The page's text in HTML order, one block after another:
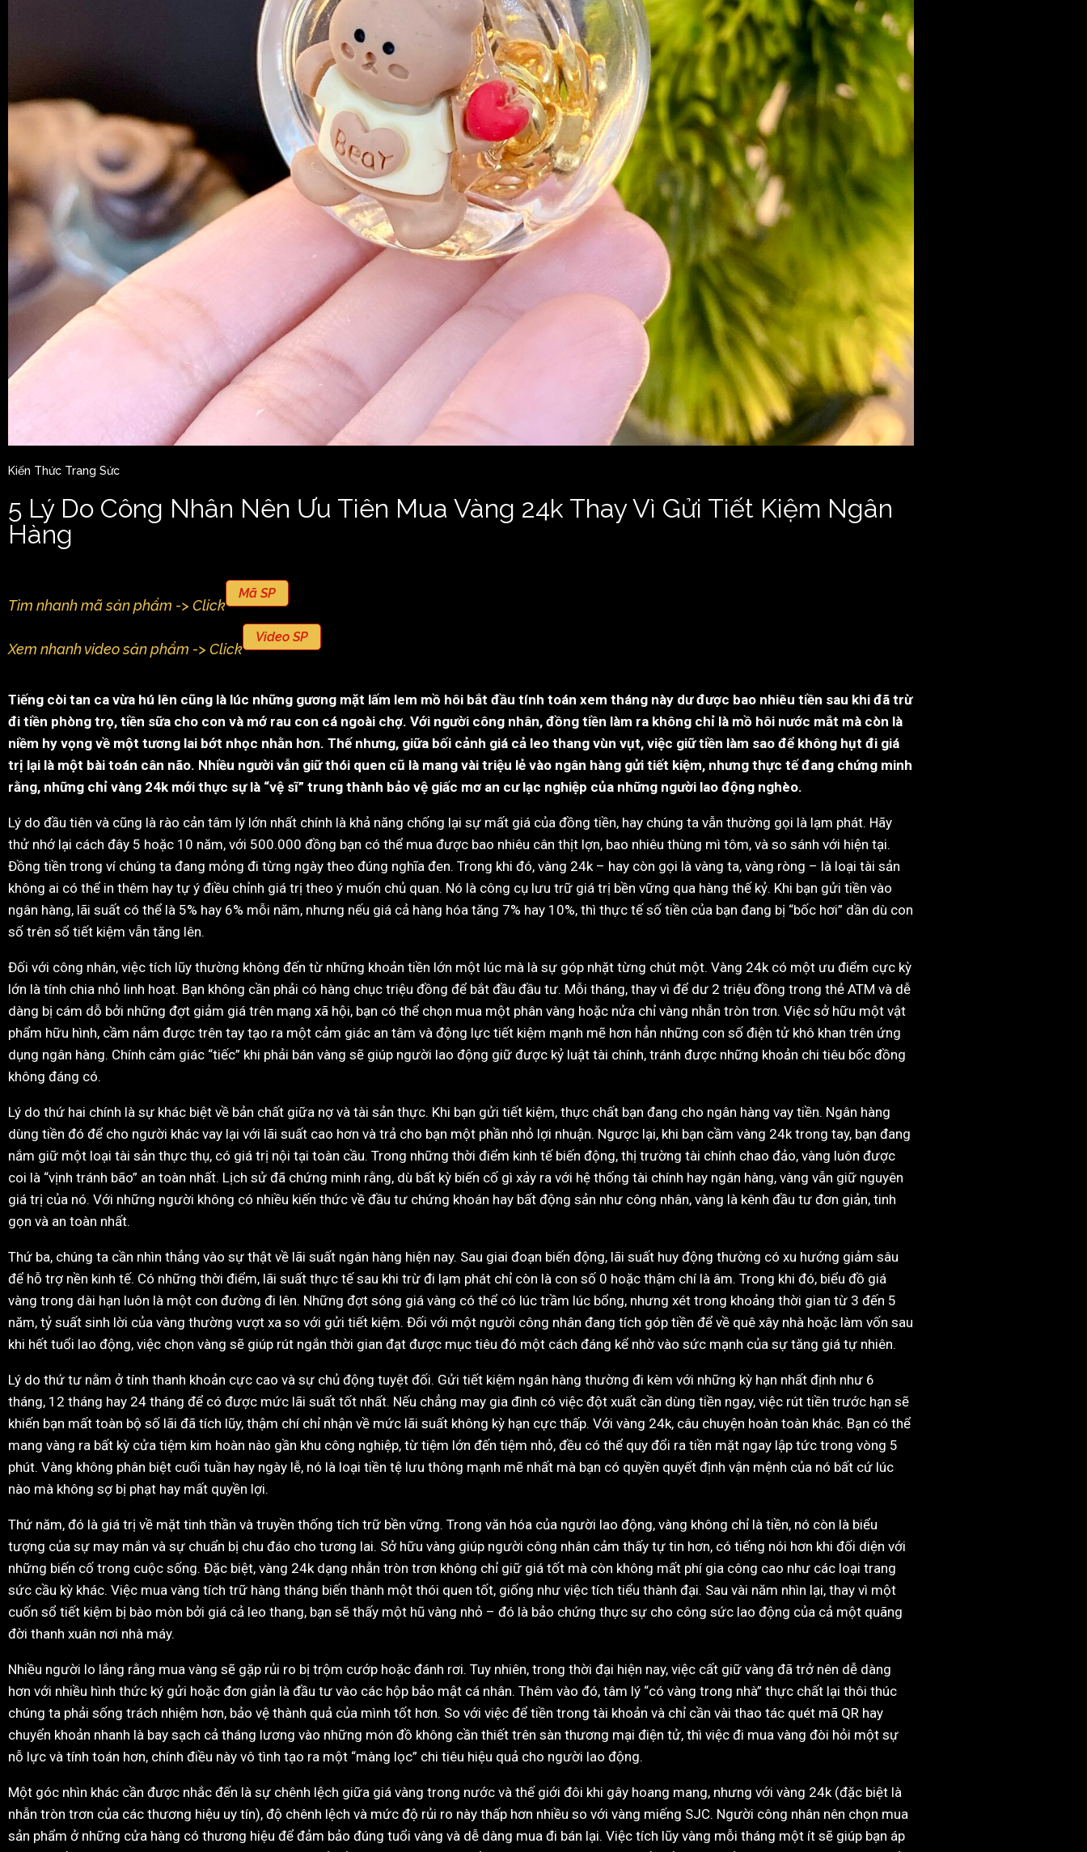
Kiến Thức Trang Sức
5 Lý Do Công Nhân Nên Ưu Tiên Mua Vàng 24k Thay Vì Gửi Tiết Kiệm Ngân
Hàng
Tìm nhanh mã sản phẩm -> Click
Mã SP
Xem nhanh video sản phẩm -> Click
Video SP
Tiếng còi tan ca vừa hú lên cũng là lúc những gương mặt lấm lem mồ hôi bắt đầu tính toán xem tháng này dư được bao nhiêu tiền sau khi đã trừ
đi tiền phòng trọ, tiền sữa cho con và mớ rau con cá ngoài chợ. Với người công nhân, đồng tiền làm ra không chỉ là mồ hôi nước mắt mà còn là
niềm hy vọng về một tương lai bớt nhọc nhằn hơn. Thế nhưng, giữa bối cảnh giá cả leo thang vùn vụt, việc giữ tiền làm sao để không hụt đi giá
trị lại là một bài toán cân não. Nhiều người vẫn giữ thói quen cũ là mang vài triệu lẻ vào ngân hàng gửi tiết kiệm, nhưng thực tế đang chứng minh
rằng, những chỉ vàng 24k mới thực sự là “vệ sĩ” trung thành bảo vệ giấc mơ an cư lạc nghiệp của những người lao động nghèo.
Lý do đầu tiên và cũng là rào cản tâm lý lớn nhất chính là khả năng chống lại sự mất giá của đồng tiền, hay chúng ta vẫn thường gọi là lạm phát. Hãy
thử nhớ lại cách đây 5 hoặc 10 năm, với 500.000 đồng bạn có thể mua được bao nhiêu cân thịt lợn, bao nhiêu thùng mì tôm, và so sánh với hiện tại.
Đồng tiền trong ví chúng ta đang mỏng đi từng ngày theo đúng nghĩa đen. Trong khi đó, vàng 24k – hay còn gọi là vàng ta, vàng ròng – là loại tài sản
không ai có thể in thêm hay tự ý điều chỉnh giá trị theo ý muốn chủ quan. Nó là công cụ lưu trữ giá trị bền vững qua hàng thế kỷ. Khi bạn gửi tiền vào
ngân hàng, lãi suất có thể là 5% hay 6% mỗi năm, nhưng nếu giá cả hàng hóa tăng 7% hay 10%, thì thực tế số tiền của bạn đang bị “bốc hơi” dần dù con
số trên sổ tiết kiệm vẫn tăng lên.
Đối với công nhân, việc tích lũy thường không đến từ những khoản tiền lớn một lúc mà là sự góp nhặt từng chút một. Vàng 24k có một ưu điểm cực kỳ
lớn là tính chia nhỏ linh hoạt. Bạn không cần phải có hàng chục triệu đồng để bắt đầu đầu tư. Mỗi tháng, thay vì để dư 2 triệu đồng trong thẻ ATM và dễ
dàng bị cám dỗ bởi những đợt giảm giá trên mạng xã hội, bạn có thể chọn mua một phân vàng hoặc nửa chỉ vàng nhẫn tròn trơn. Việc sở hữu một vật
phẩm hữu hình, cầm nắm được trên tay tạo ra một cảm giác an tâm và động lực tiết kiệm mạnh mẽ hơn hẳn những con số điện tử khô khan trên ứng
dụng ngân hàng. Chính cảm giác “tiếc” khi phải bán vàng sẽ giúp người lao động giữ được kỷ luật tài chính, tránh được những khoản chi tiêu bốc đồng
không đáng có.
Lý do thứ hai chính là sự khác biệt về bản chất giữa nợ và tài sản thực. Khi bạn gửi tiết kiệm, thực chất bạn đang cho ngân hàng vay tiền. Ngân hàng
dùng tiền đó để cho người khác vay lại với lãi suất cao hơn và trả cho bạn một phần nhỏ lợi nhuận. Ngược lại, khi bạn cầm vàng 24k trong tay, bạn đang
nắm giữ một loại tài sản thực thụ, có giá trị nội tại toàn cầu. Trong những thời điểm kinh tế biến động, thị trường tài chính chao đảo, vàng luôn được
coi là “vịnh tránh bão” an toàn nhất. Lịch sử đã chứng minh rằng, dù bất kỳ biến cố gì xảy ra với hệ thống tài chính hay ngân hàng, vàng vẫn giữ nguyên
giá trị của nó. Với những người không có nhiều kiến thức về đầu tư chứng khoán hay bất động sản như công nhân, vàng là kênh đầu tư đơn giản, tinh
gọn và an toàn nhất.
Thứ ba, chúng ta cần nhìn thẳng vào sự thật về lãi suất ngân hàng hiện nay. Sau giai đoạn biến động, lãi suất huy động thường có xu hướng giảm sâu
để hỗ trợ nền kinh tế. Có những thời điểm, lãi suất thực tế sau khi trừ đi lạm phát chỉ còn là con số 0 hoặc thậm chí là âm. Trong khi đó, biểu đồ giá
vàng trong dài hạn luôn là một con đường đi lên. Những đợt sóng giá vàng có thể có lúc trầm lúc bổng, nhưng xét trong khoảng thời gian từ 3 đến 5
năm, tỷ suất sinh lời của vàng thường vượt xa so với gửi tiết kiệm. Đối với một người công nhân đang tích góp tiền để về quê xây nhà hoặc làm vốn sau
khi hết tuổi lao động, việc chọn vàng sẽ giúp rút ngắn thời gian đạt được mục tiêu đó một cách đáng kể nhờ vào sức mạnh của sự tăng giá tự nhiên.
Lý do thứ tư nằm ở tính thanh khoản cực cao và sự chủ động tuyệt đối. Gửi tiết kiệm ngân hàng thường đi kèm với những kỳ hạn nhất định như 6
tháng, 12 tháng hay 24 tháng để có được mức lãi suất tốt nhất. Nếu chẳng may gia đình có việc đột xuất cần dùng tiền ngay, việc rút tiền trước hạn sẽ
khiến bạn mất toàn bộ số lãi đã tích lũy, thậm chí chỉ nhận về mức lãi suất không kỳ hạn cực thấp. Với vàng 24k, câu chuyện hoàn toàn khác. Bạn có thể
mang vàng ra bất kỳ cửa tiệm kim hoàn nào gần khu công nghiệp, từ tiệm lớn đến tiệm nhỏ, đều có thể quy đổi ra tiền mặt ngay lập tức trong vòng 5
phút. Vàng không phân biệt cuối tuần hay ngày lễ, nó là loại tiền tệ lưu thông mạnh mẽ nhất mà bạn có quyền quyết định vận mệnh của nó bất cứ lúc
nào mà không sợ bị phạt hay mất quyền lợi.
Thứ năm, đó là giá trị về mặt tinh thần và truyền thống tích trữ bền vững. Trong văn hóa của người lao động, vàng không chỉ là tiền, nó còn là biểu
tượng của sự may mắn và sự chuẩn bị chu đáo cho tương lai. Sở hữu vàng giúp người công nhân cảm thấy tự tin hơn, có tiếng nói hơn khi đối diện với
những biến cố trong cuộc sống. Đặc biệt, vàng 24k dạng nhẫn tròn trơn không chỉ giữ giá tốt mà còn không mất phí gia công cao như các loại trang
sức cầu kỳ khác. Việc mua vàng tích trữ hàng tháng biến thành một thói quen tốt, giống như việc tích tiểu thành đại. Sau vài năm nhìn lại, thay vì một
cuốn sổ tiết kiệm bị bào mòn bởi giá cả leo thang, bạn sẽ thấy một hũ vàng nhỏ – đó là bảo chứng thực sự cho công sức lao động của cả một quãng
đời thanh xuân nơi nhà máy.
Nhiều người lo lắng rằng mua vàng sẽ gặp rủi ro bị trộm cướp hoặc đánh rơi. Tuy nhiên, trong thời đại hiện nay, việc cất giữ vàng đã trở nên dễ dàng
hơn với nhiều hình thức ký gửi hoặc đơn giản là đầu tư vào các hộp bảo mật cá nhân. Thêm vào đó, tâm lý “có vàng trong nhà” thực chất lại thôi thúc
chúng ta phải sống trách nhiệm hơn, bảo vệ thành quả của mình tốt hơn. So với việc để tiền trong tài khoản và chỉ cần vài thao tác quét mã QR hay
chuyển khoản nhanh là bay sạch cả tháng lương vào những món đồ không cần thiết trên sàn thương mại điện tử, thì việc đi mua vàng đòi hỏi một sự
nỗ lực và tính toán hơn, chính điều này vô tình tạo ra một “màng lọc” chi tiêu hiệu quả cho người lao động.
Một góc nhìn khác cần được nhắc đến là sự chênh lệch giữa giá vàng trong nước và thế giới đôi khi gây hoang mang, nhưng với vàng 24k (đặc biệt là
nhẫn tròn trơn của các thương hiệu uy tín), độ chênh lệch và mức độ rủi ro này thấp hơn nhiều so với vàng miếng SJC. Người công nhân nên chọn mua
sản phẩm ở những cửa hàng có thương hiệu để đảm bảo đúng tuổi vàng và dễ dàng mua đi bán lại. Việc tích lũy vàng mỗi tháng một ít sẽ giúp bạn áp